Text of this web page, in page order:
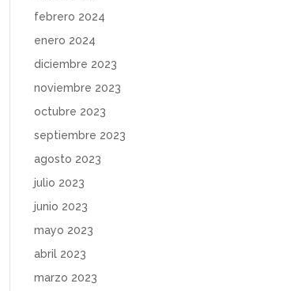
febrero 2024
enero 2024
diciembre 2023
noviembre 2023
octubre 2023
septiembre 2023
agosto 2023
julio 2023
junio 2023
mayo 2023
abril 2023
marzo 2023